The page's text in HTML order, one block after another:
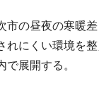
の昼夜の寒暖
れにくい環境を
展開する。